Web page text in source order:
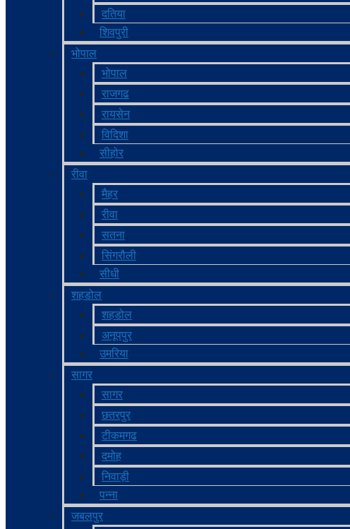
दतिया
शिवपुरी
भोपाल
भोपाल
राजगढ
रायसेन
विदिशा
सीहोर
रीवा
मैहर
रीवा
सतना
सिंगरौली
सीधी
शहडोल
शहडोल
अनूपपुर
उमरिया
सागर
सागर
छतरपुर
टीकमगढ
दमोह
निवाड़ी
पन्ना
जबलपुर